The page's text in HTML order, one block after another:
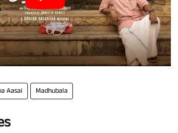
Aasai Madhubala